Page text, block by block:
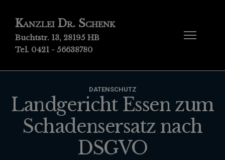
Kanzlei Dr. Schenk
Buchtstr. 13, 28195 HB
Tel. 0421 - 56638780
DATENSCHUTZ
Landgericht Essen zum
Schadensersatz nach
DSGVO